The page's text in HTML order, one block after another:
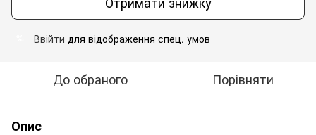
Ввійти для відображення спец. умов
До обраного Порівняти
Опис